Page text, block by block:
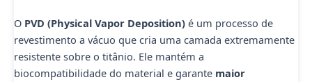
O PVD (Physical Vapor Deposition) é um processo de
revestimento a vácuo que cria uma camada extremamente
resistente sobre o titânio. Ele mantém a
biocompatibilidade do material e garante maior